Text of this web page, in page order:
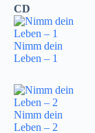
CD
Nimm dein
Leben – 1
Nimm dein
Leben – 2